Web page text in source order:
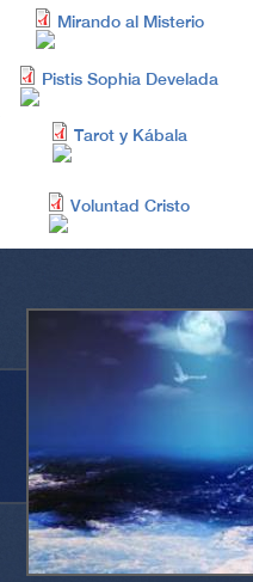
Mirando al Misterio
Pistis Sophia Develada
Tarot y Kábala
Voluntad Cristo